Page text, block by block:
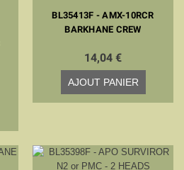
BL35413F - AMX-10RCR
BARKHANE CREW
14,04 €
AJOUT PANIER